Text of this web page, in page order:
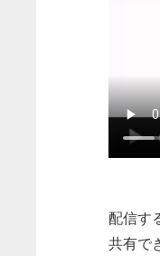
配信す
共有で